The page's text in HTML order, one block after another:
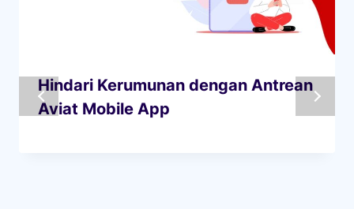
Hindari Kerumunan dengan Antrean
Aviat Mobile App